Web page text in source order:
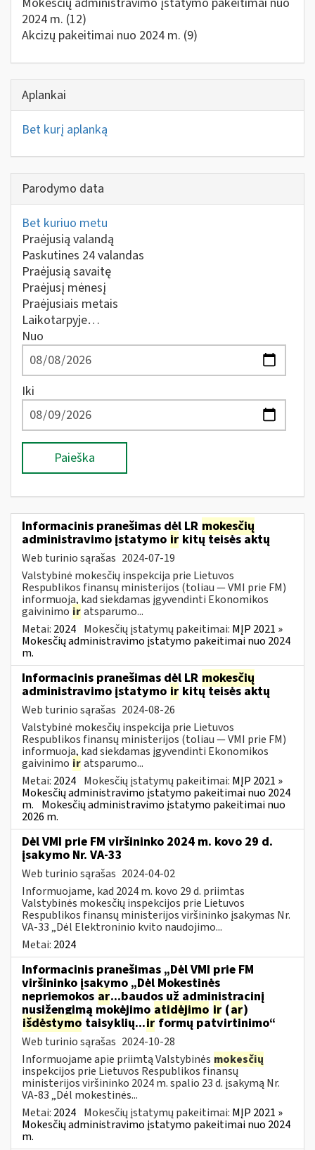
2024 m. (12)
Akcizų pakeitimai nuo 2024 m. (9)
Aplankai
Bet kurį aplanką
Parodymo data
Bet kuriuo metu
Praėjusią valandą
Paskutines 24 valandas
Praėjusią savaitę
Praėjusį mėnesį
Praėjusiais metais
Laikotarpyje…
Nuo
Iki
Paieška
Informacinis pranešimas dėl LR mokesčių
administravimo įstatymo ir kitų teisės aktų
Web turinio sąrašas 2024-07-19
Valstybinė mokesčių inspekcija prie Lietuvos
Respublikos finansų ministerijos (toliau — VMI prie FM)
informuoja, kad siekdamas įgyvendinti Ekonomikos
gaivinimo iratsparumo...
Metai: 2024 Mokesčių įstatymų pakeitimai: MĮP 2021 »
Mokesčių administravimo įstatymo pakeitimai nuo 2024
m.
Informacinis pranešimas dėl LR mokesčių
administravimo įstatymo ir kitų teisės aktų
Web turinio sąrašas 2024-08-26
Valstybinė mokesčių inspekcija prie Lietuvos
Respublikos finansų ministerijos (toliau — VMI prie FM)
informuoja, kad siekdamas įgyvendinti Ekonomikos
gaivinimo iratsparumo...
Metai: 2024 Mokesčių įstatymų pakeitimai: MĮP 2021 »
Mokesčių administravimo įstatymo pakeitimai nuo 2024
m. Mokesčių administravimo įstatymo pakeitimai nuo
2026 m.
Dėl VMI prie FM viršininko 2024 m. kovo 29 d.
įsakymo Nr. VA-33
Web turinio sąrašas 2024-04-02
Informuojame, kad 2024 m. kovo 29 d. priimtas
Valstybinės mokesčių inspekcijos prie Lietuvos
Respublikos finansų ministerijos viršininko įsakymas Nr.
VA-33 „Dėl Elektroninio kvito naudojimo...
Metai: 2024
Informacinis pranešimas „Dėl VMI prie FM
viršininko įsakymo „Dėl Mokestinės
nepriemokos ar...baudos už administracinį
nusižengimą mokėjimo atidėjimo ir (ar)
išdėstymo taisyklių...irformų patvirtinimo“
Web turinio sąrašas 2024-10-28
Informuojame apie priimtą Valstybinės mokesčių
inspekcijos prie Lietuvos Respublikos finansų
ministerijos viršininko 2024 m. spalio 23 d. įsakymą Nr.
VA-83 „Dėl mokestinės...
Metai: 2024 Mokesčių įstatymų pakeitimai: MĮP 2021 »
Mokesčių administravimo įstatymo pakeitimai nuo 2024
m.